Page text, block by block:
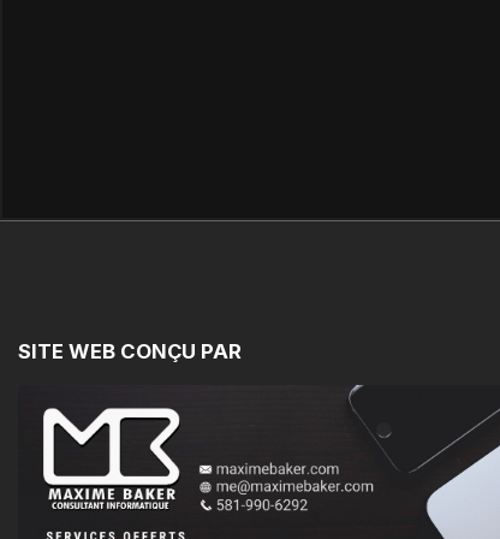
SITE WEB CONÇU PAR